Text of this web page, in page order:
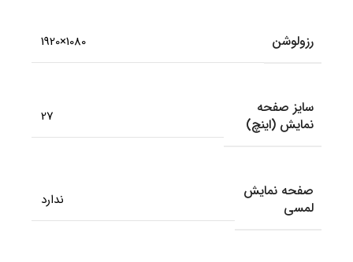
رزولوشن 1080×1920
سایز صفحه
نمایش (اینچ)
27
صفحه نمایش
لمسی
ندارد